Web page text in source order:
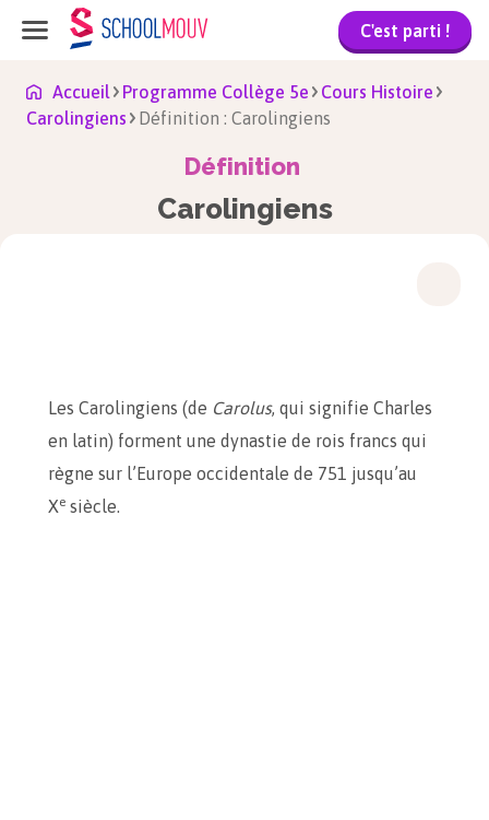
C'est parti !
Accueil Programme Collège 5e
Cours Histoire
Carolingiens
Définition : Carolingiens
Définition
Carolingiens
Les Carolingiens (de Carolus, qui signifie Charles
en latin) forment une dynastie de rois francs qui
règne sur l’Europe occidentale de 751 jusqu’au
Xe siècle.